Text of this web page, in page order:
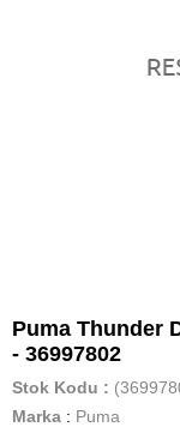
Puma Thunder
- 36997802
Stok Kodu
Marka : Puma